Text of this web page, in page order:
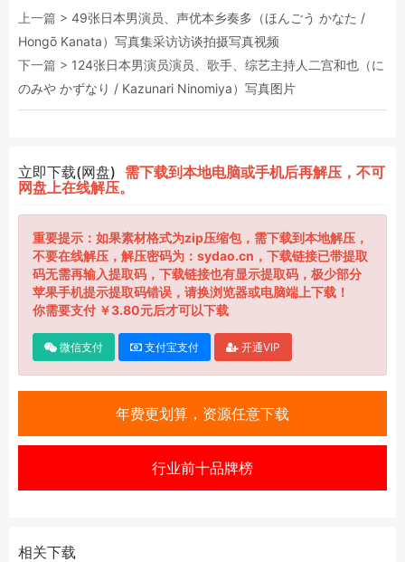
上一篇 > 49张日本男演员、声优本乡奏多（ほんごう かなた /
Hongō Kanata）写真集采访访谈拍摄写真视频
下一篇 > 124张日本男演员演员、歌手、综艺主持人二宫和也（に
のみや かずなり / Kazunari Ninomiya）写真图片
立即下载(网盘) 需下载到本地电脑或手机后再解压，不可
网盘上在线解压。
重要提示：如果素材格式为zip压缩包，需下载到本地解压，
不要在线解压，解压密码为：sydao.cn，下载链接已带提取
码无需再输入提取码，下载链接也有显示提取码，极少部分
苹果手机提示提取码错误，请换浏览器或电脑端上下载！
你需要支付 ￥3.80元后才可以下载
微信支付 支付宝支付 开通VIP
年费更划算，资源任意下载
行业前十品牌榜
相关下载